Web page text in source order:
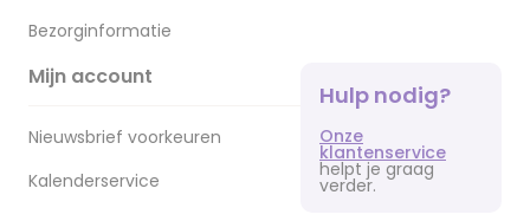
Bezorginformatie
Mijn account
Nieuwsbrief voorkeuren
Kalenderservice
Hulp nodig?
Onze
klantenservice
helpt je graag
verder.